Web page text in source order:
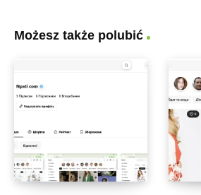
Możesz także polubić